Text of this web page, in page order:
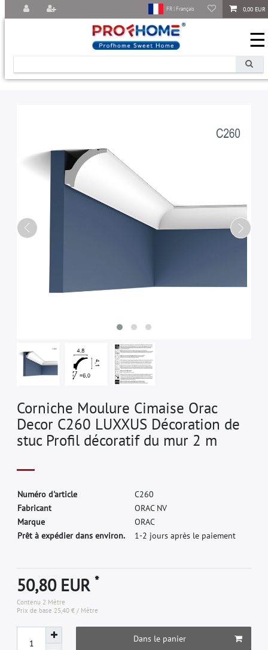
0,00 EUR
FR | Français
☰
Corniche Moulure Cimaise Orac
Decor C260 LUXXUS Décoration de
stuc Profil décoratif du mur 2 m
Numéro d'article C260
Fabricant ORAC NV
Marque ORAC
Prêt à expédier dans environ.
1-2 jours après le paiement
50,80 EUR*
Contenu 2 Mètre
Prix de base 25,40 € / Mètre
Dans le panier